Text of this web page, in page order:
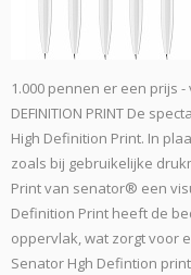
1.000 pennen er een prijs
DEFINITION PRINT De
High Definition Print. In
zoals bij gebruikelijke
Print van senator® een
Definition Print heeft de
oppervlak, wat zorgt voor
Senator Hgh Defintion